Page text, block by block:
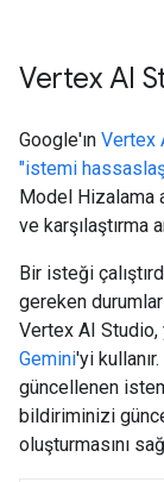
Vertex AI
Google'ın Vertex
"istemi
Model Hizalama
ve karşılaştırma
Bir isteği
gereken
Vertex AI Studio,
Gemini'yi
güncellenen
bildiriminizi
oluşturmasını